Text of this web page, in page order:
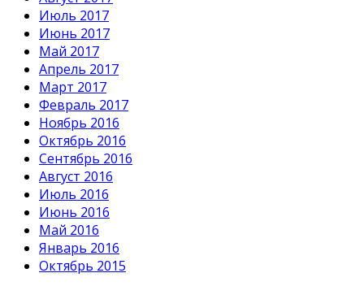
Июль 2017
Июнь 2017
Май 2017
Апрель 2017
Март 2017
Февраль 2017
Ноябрь 2016
Октябрь 2016
Сентябрь 2016
Август 2016
Июль 2016
Июнь 2016
Май 2016
Январь 2016
Октябрь 2015